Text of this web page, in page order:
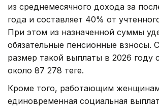
из среднемесячного дохода за
года и составляет 40% от
При этом из назначенной суммы
обязательные пенсионные взносы.
размер такой выплаты в 2026 году
около 87 278 теңге.
Кроме того, работающим женщинам
единовременная социальная